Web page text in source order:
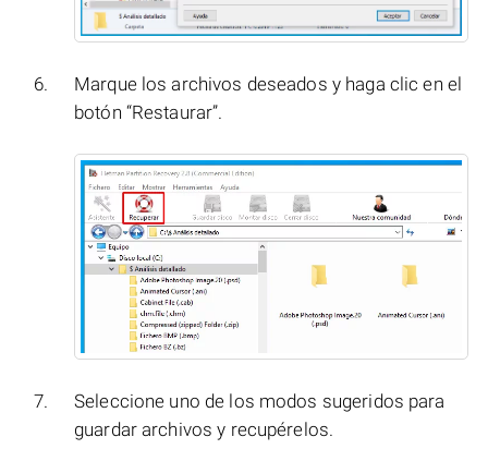
Marque los archivos deseados y haga clic en el
botón “Restaurar”.
Seleccione uno de los modos sugeridos para
guardar archivos y recupérelos.